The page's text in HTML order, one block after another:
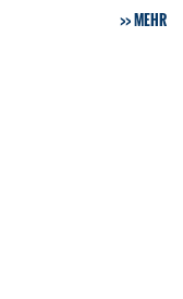
MEHR